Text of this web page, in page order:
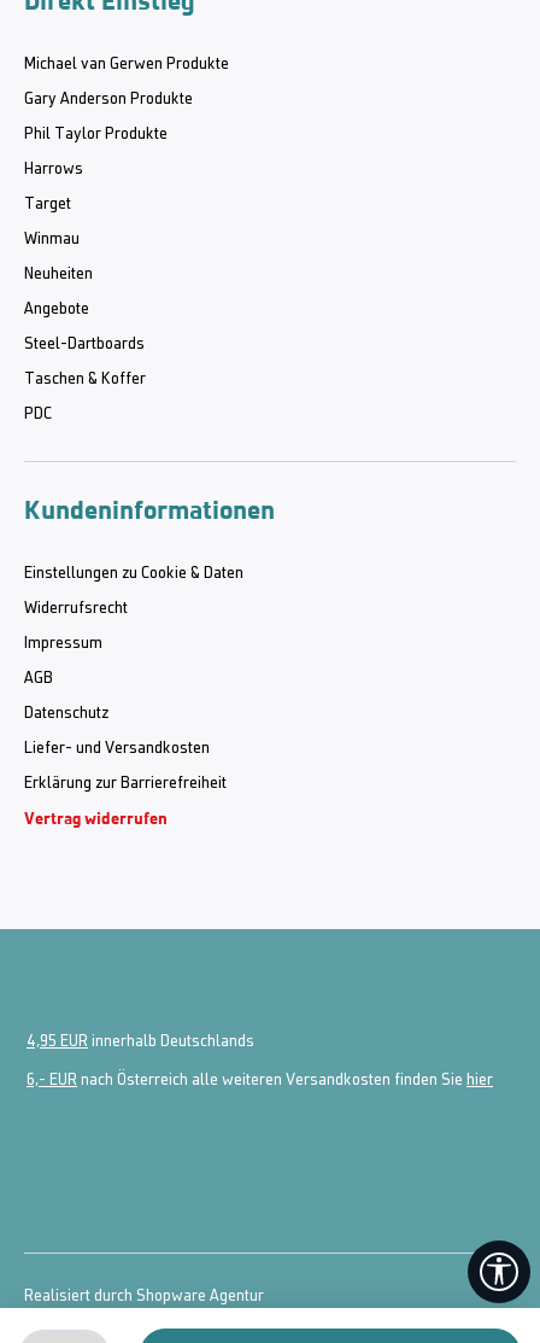
Michael van Gerwen Produkte
Gary Anderson Produkte
Phil Taylor Produkte
Harrows
Target
Winmau
Neuheiten
Angebote
Steel-Dartboards
Taschen & Koffer
PDC
Kundeninformationen
Einstellungen zu Cookie & Daten
Widerrufsrecht
Impressum
AGB
Datenschutz
Liefer- und Versandkosten
Erklärung zur Barrierefreiheit
Vertrag widerrufen
4,95 EUR innerhalb Deutschlands
6,- EUR nach Österreich alle weiteren Versandkosten finden Sie hier
Realisiert durch Shopware Agentur